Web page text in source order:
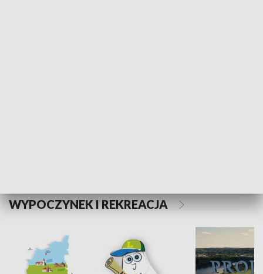
WYPOCZYNEK I REKREACJA